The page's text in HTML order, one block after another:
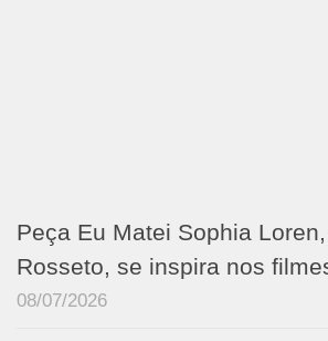
Peça Eu Matei Sophia
Rosseto, se inspira nos
08/07/2026